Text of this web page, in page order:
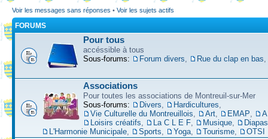
Voir les messages sans réponses • Voir les sujets actifs
FORUMS
Pour tous
accéssible à tous
Sous-forums:
Forum divers, Rue du clap en bas,
Associations
Pour toutes les associations de Montreuil-sur-Mer
Sous-forums:
Divers, Hardicultures,
Vie Culturelle du Montreuillois, Art, EMAP,
Loisirs créatifs, La C L E F, Musique,
L'Harmonie Municipale, Sports, Yoga, Tourisme, OTSI